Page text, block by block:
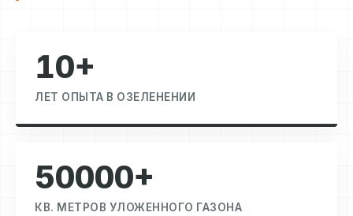
10+
ЛЕТ ОПЫТА В ОЗЕЛЕНЕНИИ
50000+
КВ. МЕТРОВ УЛОЖЕННОГО ГАЗОНА